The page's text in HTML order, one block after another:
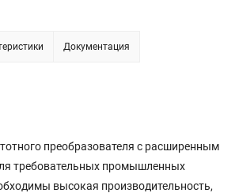
Документация
преобразователя с расширенным
требовательных промышленных
высокая производительность,